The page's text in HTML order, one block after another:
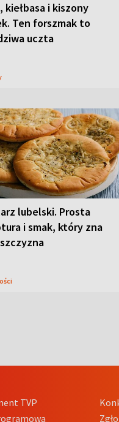
kiełbasa i kiszony
Ten forszmak to
uczta
lubelski. Prosta
i smak, który zna
TVP